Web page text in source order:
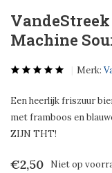
Machine
Merk:
Een heerlijk friszuur
met framboos en
ZIJN THT!
€2,50 Niet op